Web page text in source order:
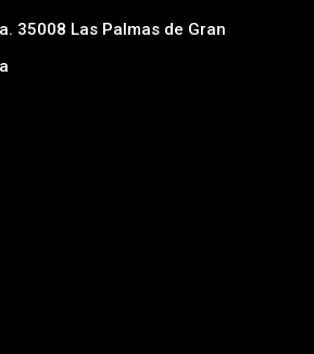
35008 Las Palmas de Gran